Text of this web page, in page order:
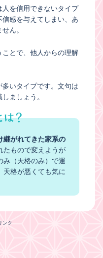
人を信用できないタイプ
感を与えてしまい、あ
ん。
とで、他人からの理解
いタイプです。文句は
ましょう。
継がれてきた家系の
たもので変えようが
み（天格のみ）で運
天格が悪くても気に
ンク